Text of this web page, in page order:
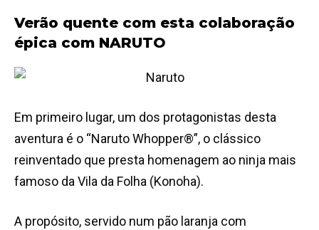
Verão quente com esta colaboração
épica com NARUTO
Em primeiro lugar, um dos protagonistas desta
aventura é o “Naruto Whopper®”, o clássico
reinventado que presta homenagem ao ninja mais
famoso da Vila da Folha (Konoha).
A propósito, servido num pão laranja com